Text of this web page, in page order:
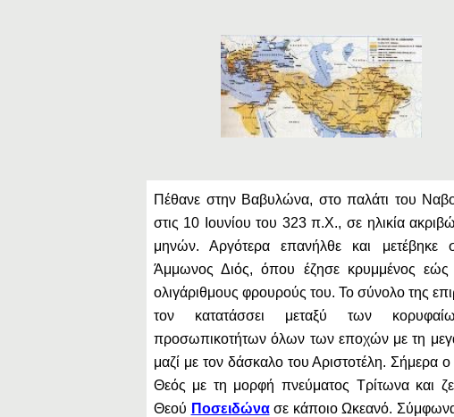
Πέθανε στην Βαβυλώνα, στο παλάτι του
στις 10 Ιουνίου του 323 π.Χ., σε ηλικία
μηνών. Αργότερα επανήλθε και μετέβηκε
Άμμωνος Διός, όπου έζησε κρυμμένος
ολιγάριθμους φρουρούς του. To σύνολο της
τον κατατάσσει μεταξύ των
προσωπικοτήτων όλων των εποχών με τη
μαζί με τον δάσκαλο του Αριστοτέλη. Σήμερα ο
Θεός με τη μορφή πνεύματος Τρίτωνα και
Θεού Ποσειδώνασε κάποιο Ωκεανό.